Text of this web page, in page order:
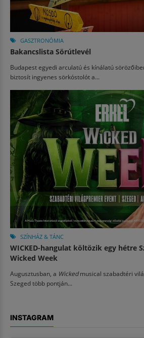
GASZTRONÓMIA
Bakancslista Sörútlevél
Budapest egyedi arculatú és kínálatú
biztosít ingyenes sörkóstolót a...
SZÍNHÁZ & TÁNC
WICKED-hangulat költözik egy hétre
Wicked Week
Augusztusban, a Wickedmusical szabadtéri
Szeged több pontján...
INSTAGRAM